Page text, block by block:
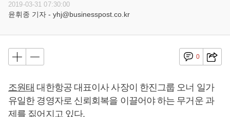
2019-03-31 07:30:00
윤휘종 기자 - yhj@businesspost.co.kr
0
조원태 대한항공 대표이사 사장이 한진그룹 오너 일가
유일한 경영자로 신뢰회복을 이끌어야 하는 무거운 과
제를 짊어지고 있다.